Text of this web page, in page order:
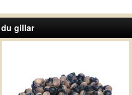
gillar